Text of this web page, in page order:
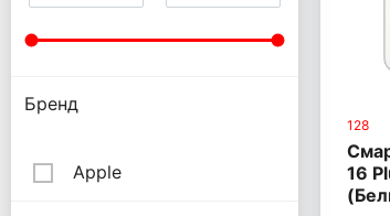
128
16
Бренд
Apple